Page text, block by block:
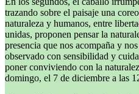
trazando sobre el paisaje una
naturaleza y humanos, entre
unidas, proponen pensar la
presencia que nos acompaña y
observado con sensibilidad y
poner conviviendo con la
domingo, el 7 de diciembre a las